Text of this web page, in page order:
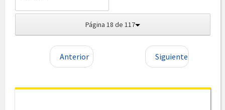
Página 18 de 117
Anterior Siguiente